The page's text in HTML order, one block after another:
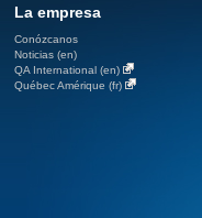
La empresa
Conózcanos
Noticias (en)
QA International (en)
Québec Amérique (fr)